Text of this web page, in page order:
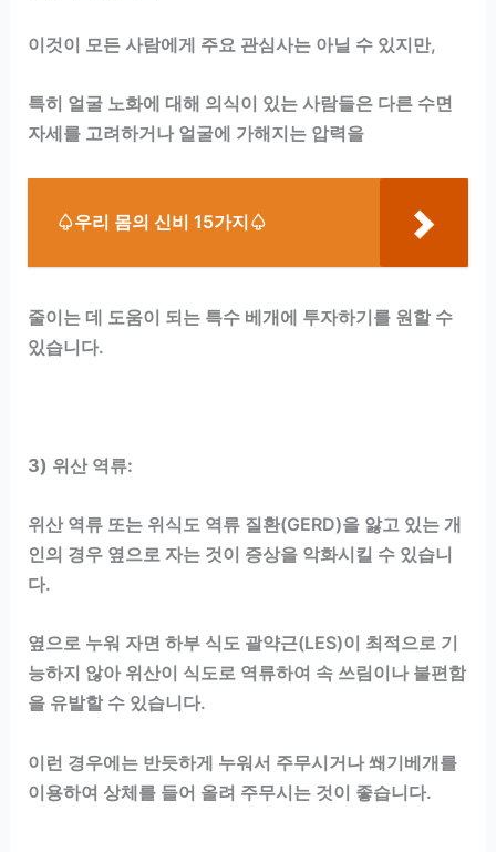
이것이 모든 사람에게 주요 관심사는 아닐 수 있지만,
특히 얼굴 노화에 대해 의식이 있는 사람들은 다른 수면
자세를 고려하거나 얼굴에 가해지는 압력을
♤우리 몸의 신비 15가지♤
줄이는 데 도움이 되는 특수 베개에 투자하기를 원할 수
있습니다.
3) 위산 역류:
위산 역류 또는 위식도 역류 질환(GERD)을 앓고 있는 개
인의 경우 옆으로 자는 것이 증상을 악화시킬 수 있습니
다.
옆으로 누워 자면 하부 식도 괄약근(LES)이 최적으로 기
능하지 않아 위산이 식도로 역류하여 속 쓰림이나 불편함
을 유발할 수 있습니다.
이런 경우에는 반듯하게 누워서 주무시거나 쐐기베개를
이용하여 상체를 들어 올려 주무시는 것이 좋습니다.